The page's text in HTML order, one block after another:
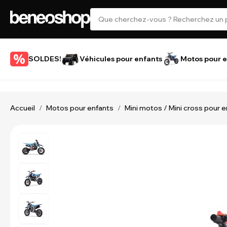
SOLDES! Véhicules pour enfants Motos pour
Accueil / Motos pour enfants / Mini motos / Mini cross pour